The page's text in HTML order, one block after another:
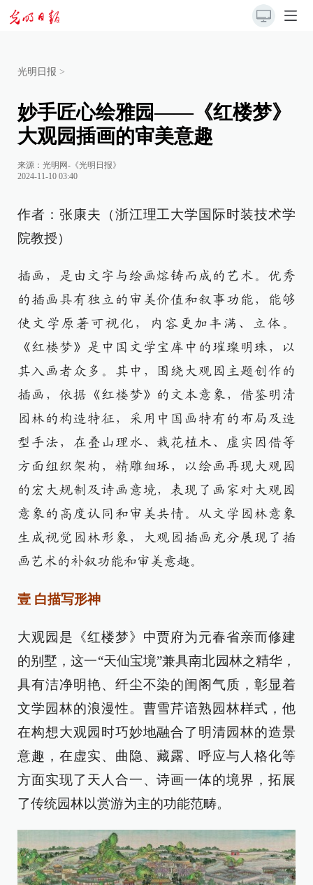
光明日报 >
妙手匠心绘雅园——《红楼梦》
大观园插画的审美意趣
来源： 光明网-《光明日报》
2024-11-10 03:40
作者：张康夫（浙江理工大学国际时装技术学
院教授）
插画，是由文字与绘画熔铸而成的艺术。优秀
的插画具有独立的审美价值和叙事功能，能够
使文学原著可视化，内容更加丰满、立体。
《红楼梦》是中国文学宝库中的璀璨明珠，以
其入画者众多。其中，围绕大观园主题创作的
插画，依据《红楼梦》的文本意象，借鉴明清
园林的构造特征，采用中国画特有的布局及造
型手法，在叠山理水、栽花植木、虚实因借等
方面组织架构，精雕细琢，以绘画再现大观园
的宏大规制及诗画意境，表现了画家对大观园
意象的高度认同和审美共情。从文学园林意象
生成视觉园林形象，大观园插画充分展现了插
画艺术的补叙功能和审美意趣。
壹 白描写形神
大观园是《红楼梦》中贾府为元春省亲而修建
的别墅，这一“天仙宝境”兼具南北园林之精华，
具有洁净明艳、纤尘不染的闺阁气质，彰显着
文学园林的浪漫性。曹雪芹谙熟园林样式，他
在构想大观园时巧妙地融合了明清园林的造景
意趣，在虚实、曲隐、藏露、呼应与人格化等
方面实现了天人合一、诗画一体的境界，拓展
了传统园林以赏游为主的功能范畴。